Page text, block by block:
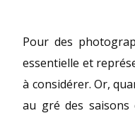
Pour des
essentielle et
à considérer. Or,
au gré des